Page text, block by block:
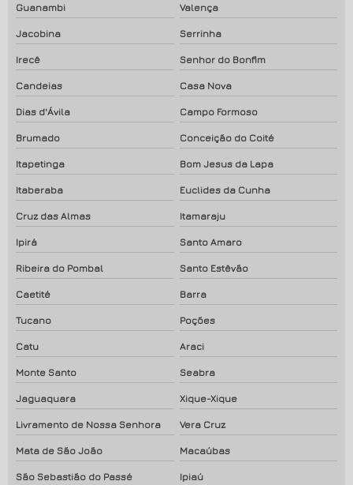
Guanambi Valença
Jacobina Serrinha
Irecê Senhor do Bonfim
Candeias Casa Nova
Dias d'Ávila Campo Formoso
Brumado Conceição do Coité
Itapetinga Bom Jesus da Lapa
Itaberaba Euclides da Cunha
Cruz das Almas Itamaraju
Ipirá Santo Amaro
Ribeira do Pombal Santo Estêvão
Caetité Barra
Tucano Poções
Catu Araci
Monte Santo Seabra
Jaguaquara Xique-Xique
Livramento de Nossa Senhora Vera Cruz
Mata de São João Macaúbas
São Sebastião do Passé Ipiaú